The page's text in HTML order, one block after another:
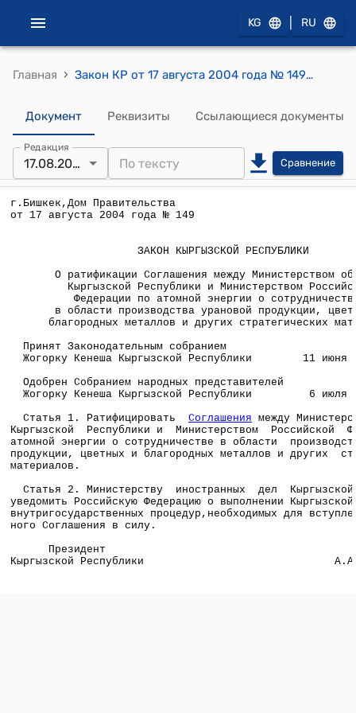
KG RU
Главная › Закон КР от 17 августа 2004 года № 149 (О ратификации Соглашения между Министерством обороны Кыргызской Республики и Министерством Российской Федерации по атомной энергии о сотрудничестве в области производства урановой продукции, цветных и благородных металлов и других стратегических материалов)
Документ Реквизиты Ссылающиеся документы
Редакция
17.08.2004 Сравнение